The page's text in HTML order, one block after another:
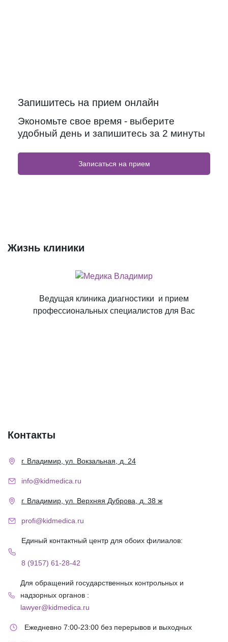
Запишитесь на прием онлайн
Экономьте свое время - выберите
удобный день и запишитесь за 2 минуты
Записаться на прием
Жизнь клиники
Ведущая клиника диагностики и прием
профессиональных специалистов для Вас
Контакты
г. Владимир, ул. Вокзальная, д. 24
info@kidmedica.ru
г. Владимир, ул. Верхняя Дуброва, д. 38 ж
profi@kidmedica.ru
Единый контактный центр для обоих филиалов:
8 (9157) 61-28-42
Для обращений государственных контрольных и
надзорных органов :
lawyer@kidmedica.ru
Ежедневно 7:00-23:00 без перерывов и выходных